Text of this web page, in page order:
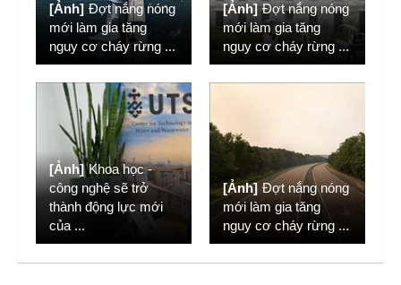
[Ảnh] Đợt nắng nóng
mới làm gia tăng
nguy cơ cháy rừng ...
[Ảnh] Đợt nắng nóng
mới làm gia tăng
nguy cơ cháy rừng...
[Ảnh] Khoa học -
công nghệ sẽ trở
thành động lực mới
của ...
[Ảnh] Đợt nắng nóng
mới làm gia tăng
nguy cơ cháy rừng ...